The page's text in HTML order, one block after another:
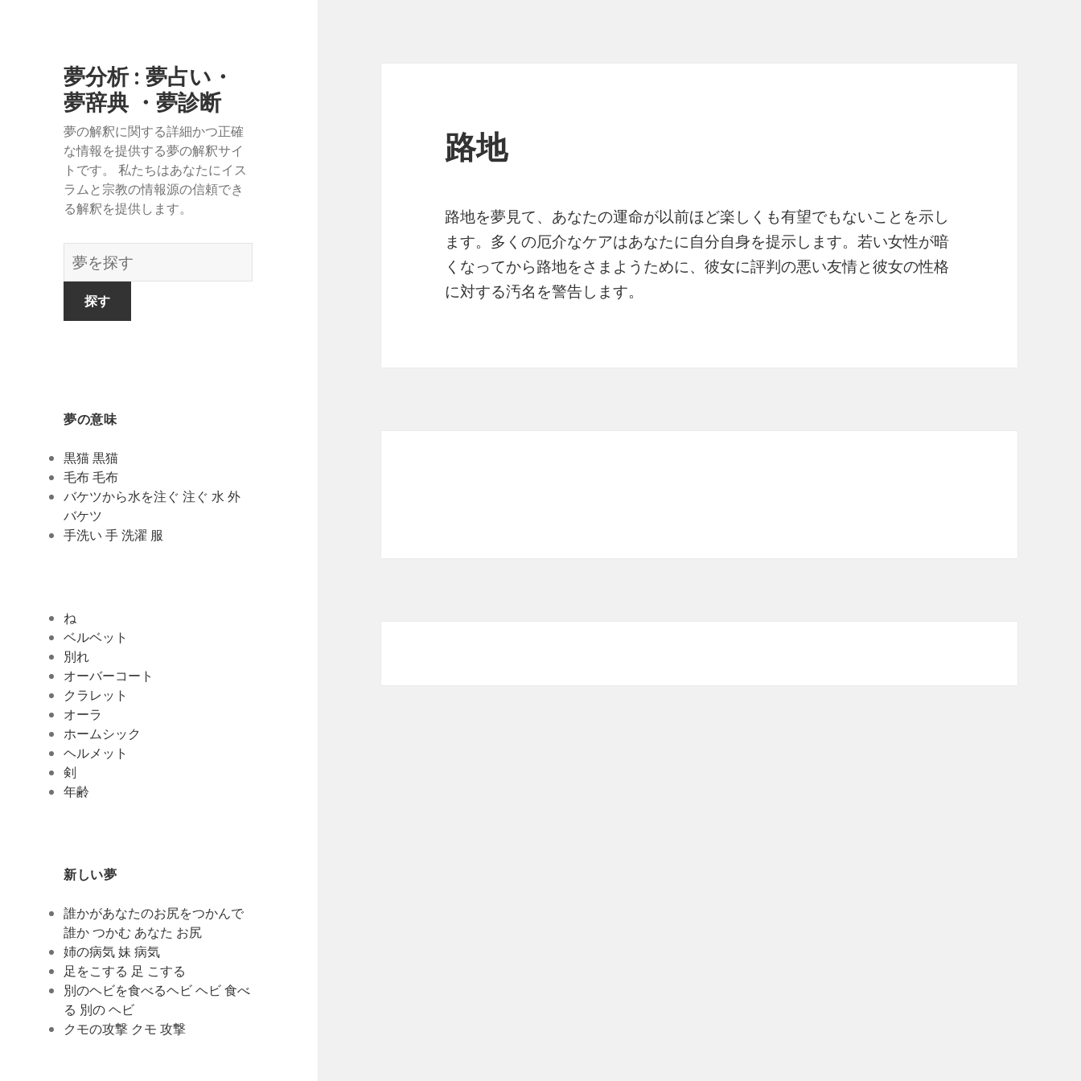
夢分析 : 夢占い・
夢辞典 ・夢診断
夢の解釈に関する詳細かつ正確
な情報を提供する夢の解釈サイ
トです。 私たちはあなたにイス
ラムと宗教の情報源の信頼でき
る解釈を提供します。
夢
の
夢の意味
黒猫 黒猫
毛布 毛布
バケツから水を注ぐ 注ぐ 水 外
バケツ
手洗い 手 洗濯 服
ね
ベルベット
別れ
オーバーコート
クラレット
オーラ
ホームシック
ヘルメット
剣
年齢
新しい夢
誰かがあなたのお尻をつかんで
誰か つかむ あなた お尻
姉の病気 妹 病気
足をこする 足 こする
別のヘビを食べるヘビ ヘビ 食べ
る 別の ヘビ
クモの攻撃 クモ 攻撃
路地
路地を夢見て、あなたの運命が以前ほど楽しくも有望でもないことを示し
ます。多くの厄介なケアはあなたに自分自身を提示します。若い女性が暗
くなってから路地をさまようために、彼女に評判の悪い友情と彼女の性格
に対する汚名を警告します。